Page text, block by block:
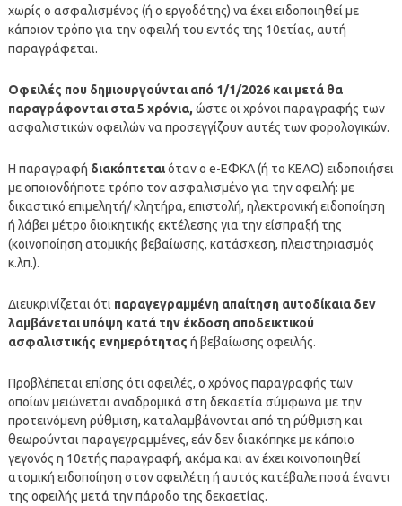
χωρίς ο ασφαλισμένος (ή ο εργοδότης) να έχει ειδοποιηθεί με
κάποιον τρόπο για την οφειλή του εντός της 10ετίας, αυτή
παραγράφεται.
Οφειλές που δημιουργούνται από 1/1/2026 και μετά θα
παραγράφονται στα 5 χρόνια, ώστε οι χρόνοι παραγραφής των
ασφαλιστικών οφειλών να προσεγγίζουν αυτές των φορολογικών.
Η παραγραφή διακόπτεταιόταν ο e-ΕΦΚΑ (ή το ΚΕΑΟ) ειδοποιήσει
με οποιονδήποτε τρόπο τον ασφαλισμένο για την οφειλή: με
δικαστικό επιμελητή/ κλητήρα, επιστολή, ηλεκτρονική ειδοποίηση
ή λάβει μέτρο διοικητικής εκτέλεσης για την είσπραξή της
(κοινοποίηση ατομικής βεβαίωσης, κατάσχεση, πλειστηριασμός
κ.λπ.).
Διευκρινίζεται ότι παραγεγραμμένη απαίτηση αυτοδίκαια δεν
λαμβάνεται υπόψη κατά την έκδοση αποδεικτικού
ασφαλιστικής ενημερότητας ή βεβαίωσης οφειλής.
Προβλέπεται επίσης ότι οφειλές, ο χρόνος παραγραφής των
οποίων μειώνεται αναδρομικά στη δεκαετία σύμφωνα με την
προτεινόμενη ρύθμιση, καταλαμβάνονται από τη ρύθμιση και
θεωρούνται παραγεγραμμένες, εάν δεν διακόπηκε με κάποιο
γεγονός η 10ετής παραγραφή, ακόμα και αν έχει κοινοποιηθεί
ατομική ειδοποίηση στον οφειλέτη ή αυτός κατέβαλε ποσά έναντι
της οφειλής μετά την πάροδο της δεκαετίας.